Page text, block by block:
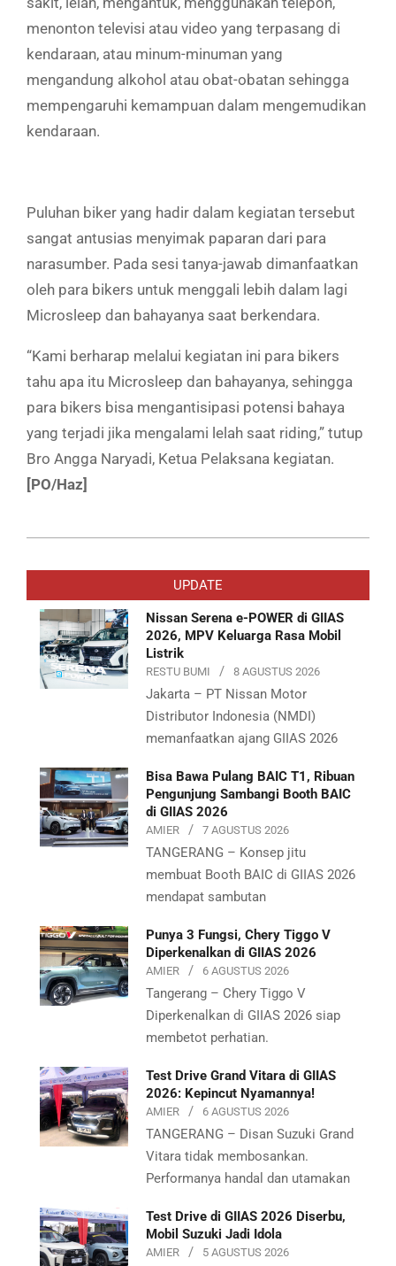
menonton televisi atau video yang terpasang di
kendaraan, atau minum-minuman yang
mengandung alkohol atau obat-obatan sehingga
mempengaruhi kemampuan dalam mengemudikan
kendaraan.
Puluhan biker yang hadir dalam kegiatan tersebut
sangat antusias menyimak paparan dari para
narasumber. Pada sesi tanya-jawab dimanfaatkan
oleh para bikers untuk menggali lebih dalam lagi
Microsleep dan bahayanya saat berkendara.
“Kami berharap melalui kegiatan ini para bikers
tahu apa itu Microsleep dan bahayanya, sehingga
para bikers bisa mengantisipasi potensi bahaya
yang terjadi jika mengalami lelah saat riding,” tutup
Bro Angga Naryadi, Ketua Pelaksana kegiatan.
[PO/Haz]
11-
UPDATE
Nissan Serena e-POWER di GIIAS
2026, MPV Keluarga Rasa Mobil
Listrik
RESTU BUMI 8 AGUSTUS 2026
Jakarta – PT Nissan Motor
Distributor Indonesia (NMDI)
memanfaatkan ajang GIIAS 2026
Bisa Bawa Pulang BAIC T1, Ribuan
Pengunjung Sambangi Booth BAIC
di GIIAS 2026
AMIER 7 AGUSTUS 2026
TANGERANG – Konsep jitu
membuat Booth BAIC di GIIAS 2026
mendapat sambutan
Punya 3 Fungsi, Chery Tiggo V
Diperkenalkan di GIIAS 2026
AMIER 6 AGUSTUS 2026
Tangerang – Chery Tiggo V
Diperkenalkan di GIIAS 2026 siap
membetot perhatian.
Test Drive Grand Vitara di GIIAS
2026: Kepincut Nyamannya!
AMIER 6 AGUSTUS 2026
TANGERANG – Disan Suzuki Grand
Vitara tidak membosankan.
Performanya handal dan utamakan
Test Drive di GIIAS 2026 Diserbu,
Mobil Suzuki Jadi Idola
AMIER 5 AGUSTUS 2026